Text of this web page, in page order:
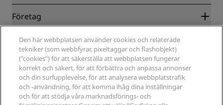
Blog
Destinationer
Radisson Hotels APP
Hotell godkända för sporter
Familjevänliga hotell
Hälsa och säkerhet
Samarbetspartners
Resebyråer
Företag
Radisson Hotel Group
Media
Jobberbjudanden RHG
Jobberbjudanden PPHE
Lediga jobb EHL
The Club by RHG
Juridiskt
Integritetscenter
Juridiskt meddelande
Radisson Rewards villkor
Webbplatsanvändningsavtal
Hjälp
Meddelanden till konsumenter
Kontakt
Sociala medier
Den här webbplatsen använder cookies och relaterade
tekniker (som webbfyrar, pixeltaggar och flashobjekt)
(”cookies”) för att säkerställa att webbplatsen fungerar
korrekt och säkert, för att förbättra och anpassa annonser
och din surfupplevelse, för att analysera webbplatstrafik
och -användning, för att komma ihåg dina inställningar
och för att stödja våra marknadsförings- och